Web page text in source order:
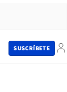
SUSCRÍBETE